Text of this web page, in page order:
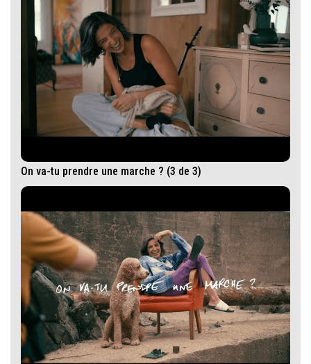
On va-tu prendre une marche ? (3 de 3)